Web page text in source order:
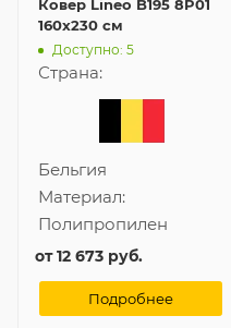
Ковер Lineo B195 8P01
160x230 см
Доступно: 5
Страна:
Бельгия
Материал:
Полипропилен
от12 673 руб.
Подробнее